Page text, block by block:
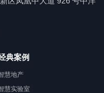
典案例
慧地产
慧实验室